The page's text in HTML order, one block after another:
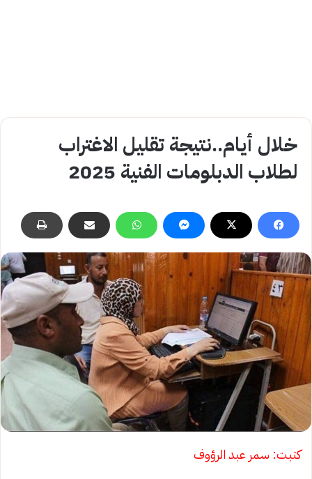
خلال أيام..نتيجة تقليل الاغتراب
لطلاب الدبلومات الفنية 2025
كتبت: سمر عبد الرؤوف